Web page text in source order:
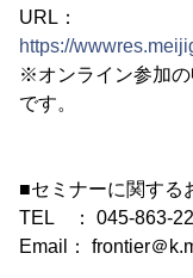
URL：
https://
※オンライン参加
です。
■セミナーに関する
TEL ： 045-863-
Email： frontier＠